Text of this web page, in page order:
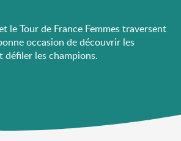
le Tour de France Femmes traversent
occasion de découvrir les
les champions.